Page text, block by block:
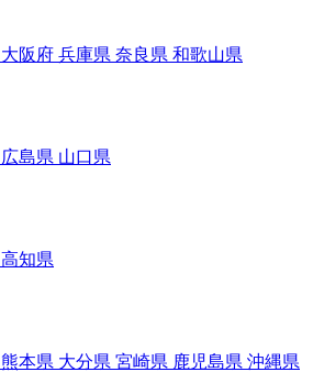
大阪府 兵庫県 奈良県 和歌山県
広島県 山口県
高知県
熊本県 大分県 宮崎県 鹿児島県 沖縄県